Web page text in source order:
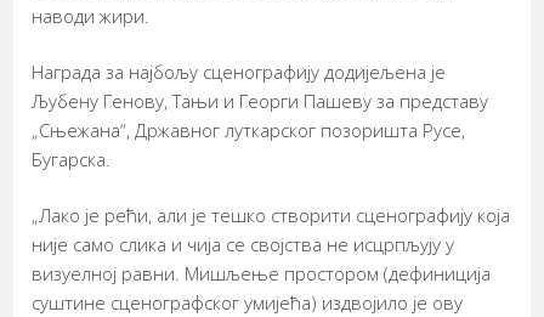
наводи жири.
Награда за најбољу сценографију додијељена је
Љубену Генову, Тањи и Георги Пашеву за представу
„Сњежана“, Државног луткарског позоришта Русе,
Бугарска.
„Лако је рећи, али је тешко створити сценографију која
није само слика и чија се својства не исцрпљују у
визуелној равни. Мишљење простором (дефиниција
суштине сценографског умијећа) издвојило је ову